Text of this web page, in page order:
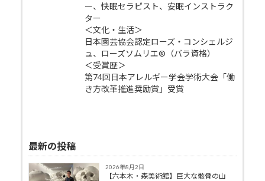
ー、快眠セラピスト、安眠インストラク
ター
＜文化・生活＞
日本園芸協会認定ローズ・コンシェルジ
ュ、ローズソムリエ®（バラ資格）
＜受賞歴＞
第74回日本アレルギー学会学術大会「働
き方改革推進奨励賞」受賞
最新の投稿
2026年8月2日
【六本木・森美術館】巨大な骸骨の山